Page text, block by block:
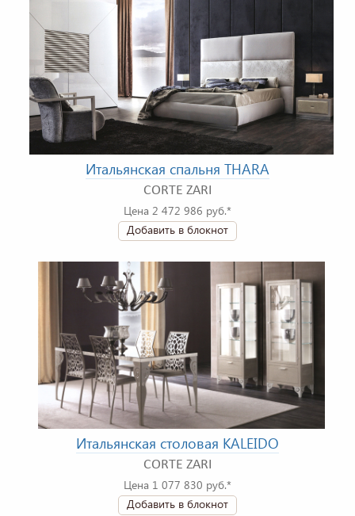
Итальянская спальня THARA
CORTE ZARI
Цена 2 472 986 руб.*
Добавить в блокнот
Итальянская столовая KALEIDO
CORTE ZARI
Цена 1 077 830 руб.*
Добавить в блокнот